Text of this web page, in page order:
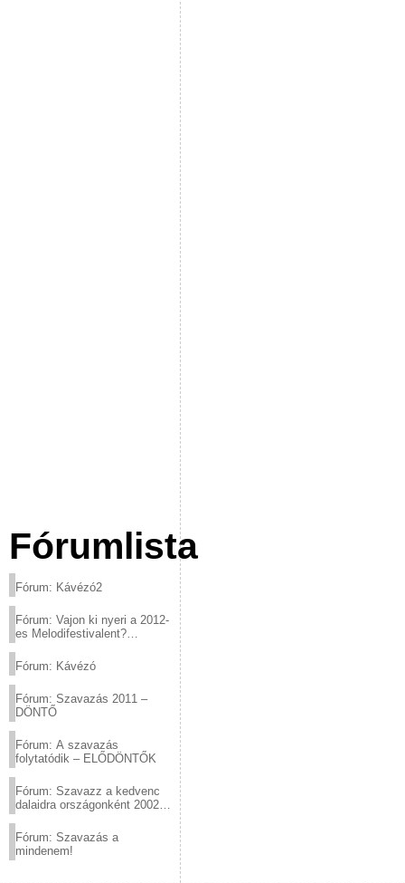
Fórumlista
Fórum: Kávézó2
Fórum: Vajon ki nyeri a 2012-
es Melodifestivalent?
Fórum: Kávézó
Fórum: Szavazás 2011 –
DÖNTŐ
Fórum: A szavazás
folytatódik – ELŐDÖNTŐK
Fórum: Szavazz a kedvenc
dalaidra országonként 2002
Fórum: Szavazás a
mindenem!